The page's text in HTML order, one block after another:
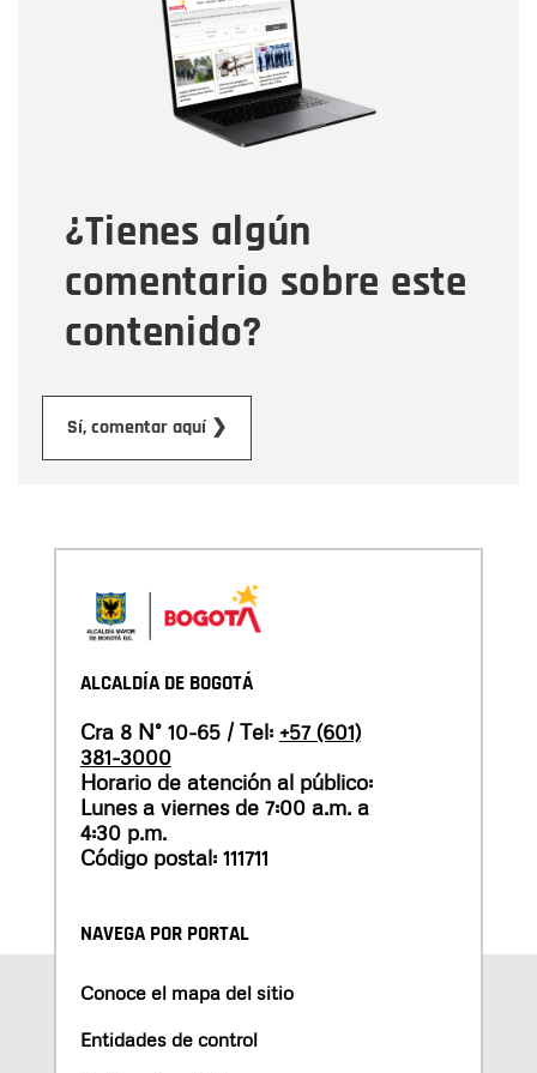
¿Tienes algún
comentario sobre este
contenido?
Sí, comentar aquí ❯
Correo electrónico
Tipo de comentario
Mensaje
ALCALDÍA DE BOGOTÁ
Cra 8 N° 10-65 / Tel: +57 (601)
381-3000
Horario de atención al público:
Lunes a viernes de 7:00 a.m. a
4:30 p.m.
Código postal: 111711
NAVEGA POR PORTAL
Conoce el mapa del sitio
Entidades de control